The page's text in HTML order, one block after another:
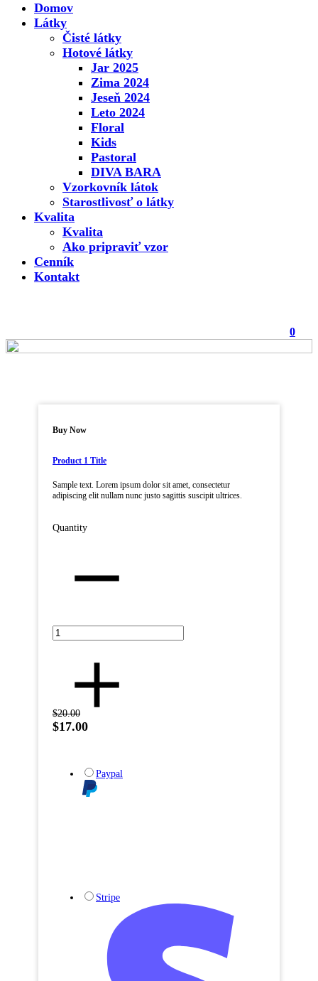
Domov
Látky
Čisté látky
Hotové látky
Jar 2025
Zima 2024
Jeseň 2024
Leto 2024
Floral
Kids
Pastoral
DIVA BARA
Vzorkovník látok
Starostlivosť o látky
Kvalita
Kvalita
Ako pripraviť vzor
Cenník
Kontakt
0
Buy Now
Product 1 Title
Sample text. Lorem ipsum dolor sit amet, consectetur
adipiscing elit nullam nunc justo sagittis suscipit ultrices.
Quantity
$20.00
$17.00
Paypal
Stripe